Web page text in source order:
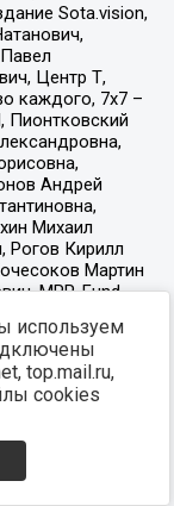
используем
top.mail.ru,
cookies